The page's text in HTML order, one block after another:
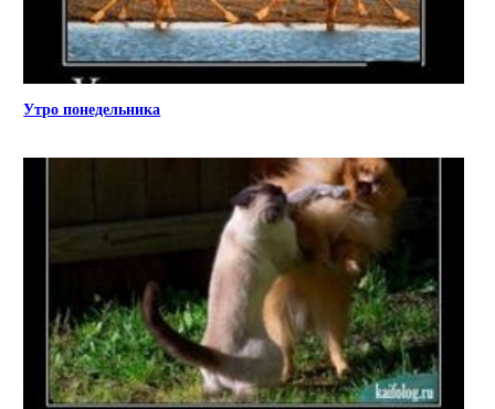
Утро понедельника